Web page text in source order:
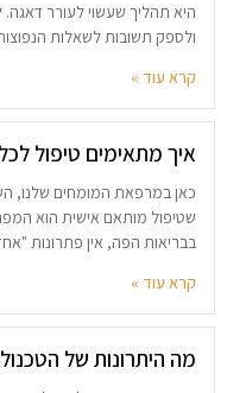
היא תהליך שעשוי לעורר דאגה.
ולספק תשובות לשאלות
קרא עוד »
איך מתאימים טיפול
כאן במרפאת המומחים שלנו,
שטיפול מותאם אישית הוא
בבריאות הפה, אין פתרונות
קרא עוד »
מה היתרונות של